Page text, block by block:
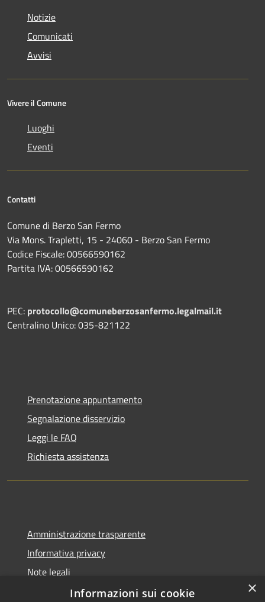
Notizie
Comunicati
Avvisi
Vivere il Comune
Luoghi
Eventi
Contatti
Comune di Berzo San Fermo
Via Mons. Trapletti, 15 - 24060 - Berzo San Fermo
Codice Fiscale: 00566590162
Partita IVA: 00566590162
PEC: protocollo@comuneberzosanfermo.legalmail.it
Centralino Unico: 035-821122
Prenotazione appuntamento
Segnalazione disservizio
Leggi le FAQ
Richiesta assistenza
Amministrazione trasparente
Informativa privacy
Note legali
Dichiarazione di accessibilità
×
Informazioni sui cookie